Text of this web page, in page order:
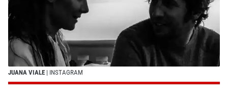
JUANA VIALE | INSTAGRAM